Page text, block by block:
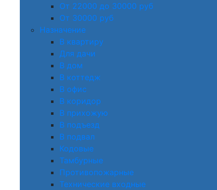
От 22000 до 30000 руб
От 30000 руб
Назначение
В квартиру
Для дачи
В дом
В коттедж
В офис
В коридор
В прихожую
В подъезд
В подвал
Кодовые
Тамбурные
Противопожарные
Технические входные